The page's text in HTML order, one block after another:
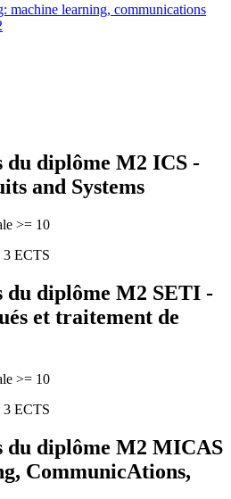
machine learning, communications
du diplôme M2 ICS -
and Systems
>= 10
3 ECTS
du diplôme M2 SETI -
et traitement de
>= 10
3 ECTS
du diplôme M2 MICAS
CommunicAtions,